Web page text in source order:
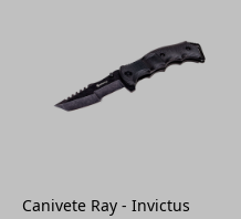
Canivete Ray - Invictus